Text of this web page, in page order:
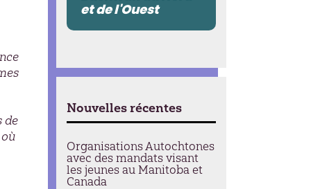
de
et de l'Ouest
Nouvelles récentes
Organisations Autochtones
avec des mandats visant
les jeunes au Manitoba et
Canada